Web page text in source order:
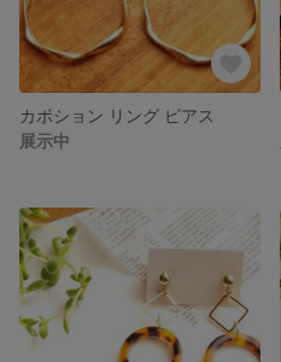
カボション リング ピアス
展示中